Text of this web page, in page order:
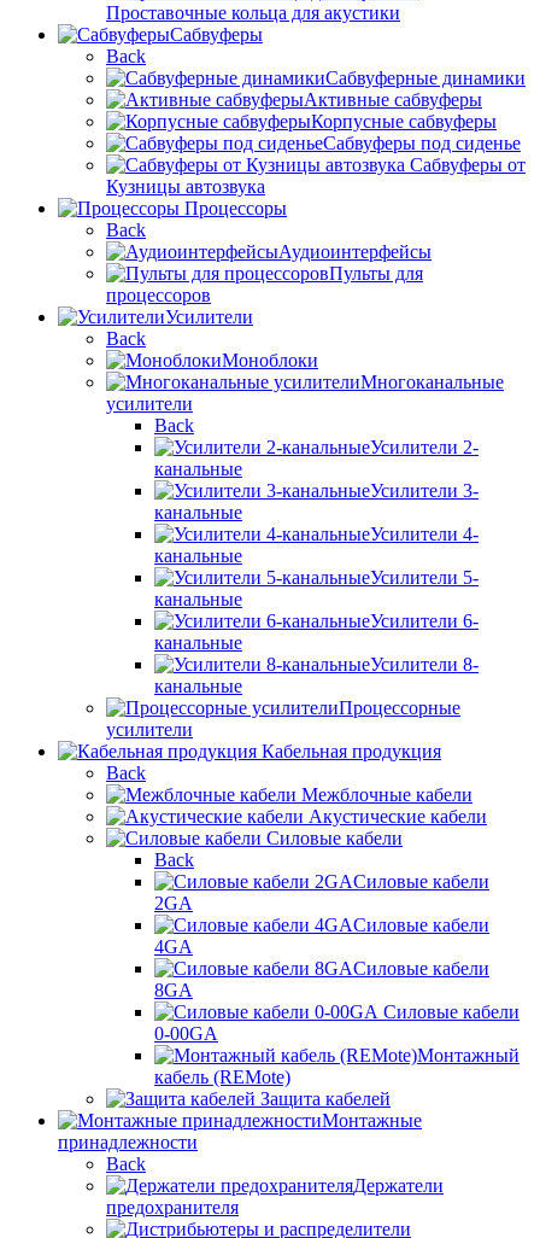
Проставочные кольца для акустики
Сабвуферы
Back
Сабвуферные динамики
Активные сабвуферы
Корпусные сабвуферы
Сабвуферы под сиденье
Сабвуферы от
Кузницы автозвука
Процессоры
Back
Аудиоинтерфейсы
Пульты для
процессоров
Усилители
Back
Моноблоки
Многоканальные
усилители
Back
Усилители 2-
канальные
Усилители 3-
канальные
Усилители 4-
канальные
Усилители 5-
канальные
Усилители 6-
канальные
Усилители 8-
канальные
Процессорные
усилители
Кабельная продукция
Back
Межблочные кабели
Акустические кабели
Силовые кабели
Back
Силовые кабели
2GA
Силовые кабели
4GA
Силовые кабели
8GA
Силовые кабели
0-00GA
Монтажный
кабель (REMote)
Защита кабелей
Монтажные
принадлежности
Back
Держатели
предохранителя